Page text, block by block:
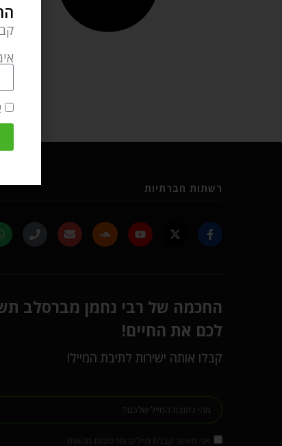
רשתות חברתיות
החכמה של רבי נחמן מברסלב
לכם את החיים!
קבלו אותה ישירות לתיבת המייל!